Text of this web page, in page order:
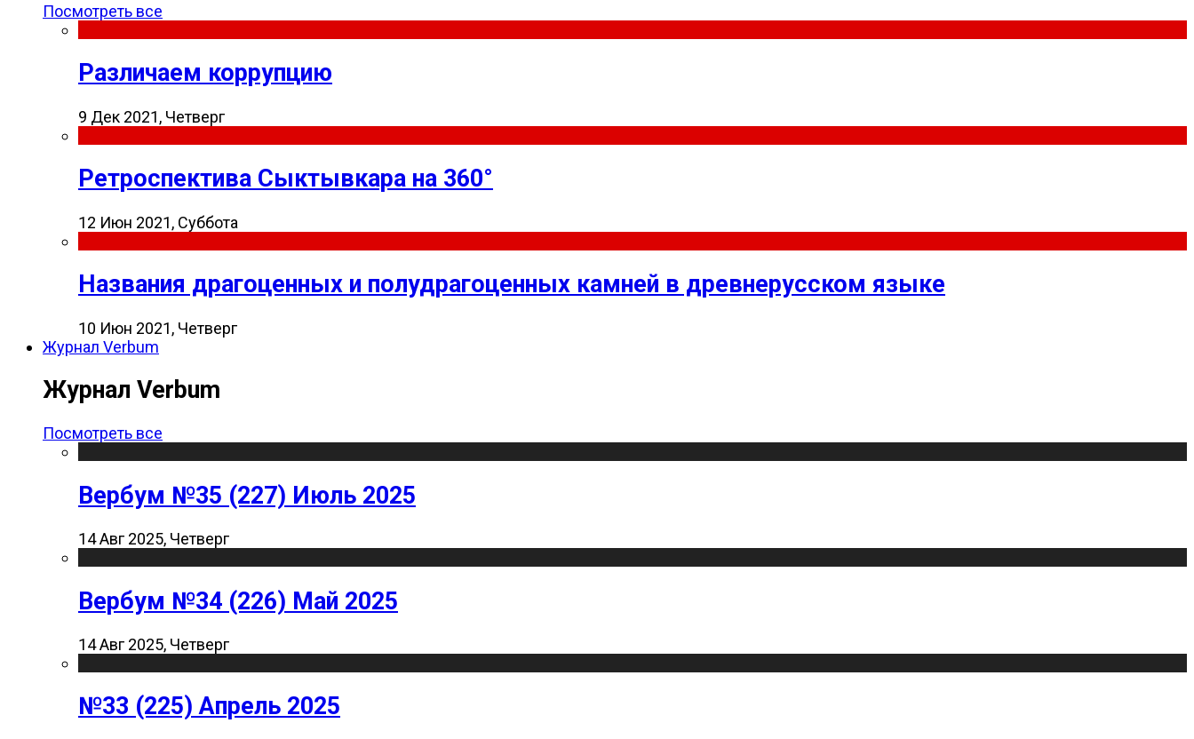
Посмотреть все
Различаем коррупцию
9 Дек 2021, Четверг
Ретроспектива Сыктывкара на 360°
12 Июн 2021, Суббота
Названия драгоценных и полудрагоценных камней в древнерусском языке
10 Июн 2021, Четверг
Журнал Verbum
Журнал Verbum
Посмотреть все
Вербум №35 (227) Июль 2025
14 Авг 2025, Четверг
Вербум №34 (226) Май 2025
14 Авг 2025, Четверг
№33 (225) Апрель 2025